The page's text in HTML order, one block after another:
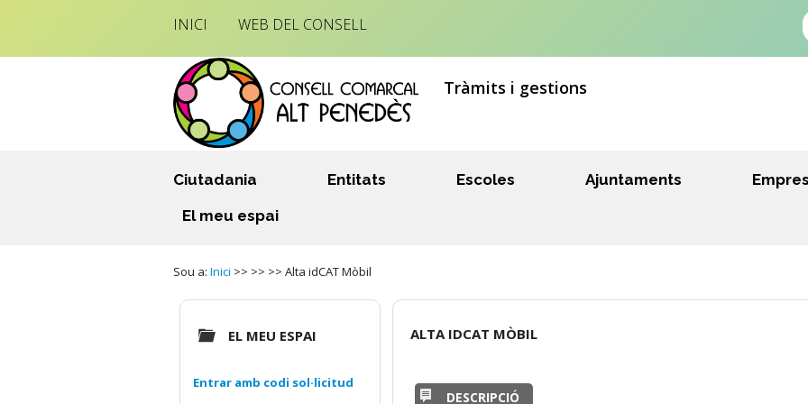
INICI WEB DEL CONSELL
Tràmits i gestions
Ciutadania Entitats Escoles Ajuntaments
El meu espai
Sou a: Inici >> >> >> Alta idCAT Mòbil
ALTA IDCAT MÒBIL
DESCRIPCIÓ
EL MEU ESPAI
Entrar amb codi sol·licitud